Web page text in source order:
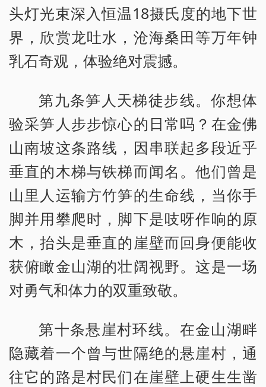
头灯光束深入恒温18摄氏度的地下世
界，欣赏龙吐水，沧海桑田等万年钟
乳石奇观，体验绝对震撼。
第九条笋人天梯徒步线。你想体
验采笋人步步惊心的日常吗？在金佛
山南坡这条路线，因串联起多段近乎
垂直的木梯与铁梯而闻名。他们曾是
山里人运输方竹笋的生命线，当你手
脚并用攀爬时，脚下是吱呀作响的原
木，抬头是垂直的崖壁而回身便能收
获俯瞰金山湖的壮阔视野。这是一场
对勇气和体力的双重致敬。
第十条悬崖村环线。在金山湖畔
隐藏着一个曾与世隔绝的悬崖村，通
往它的路是村民们在崖壁上硬生生凿